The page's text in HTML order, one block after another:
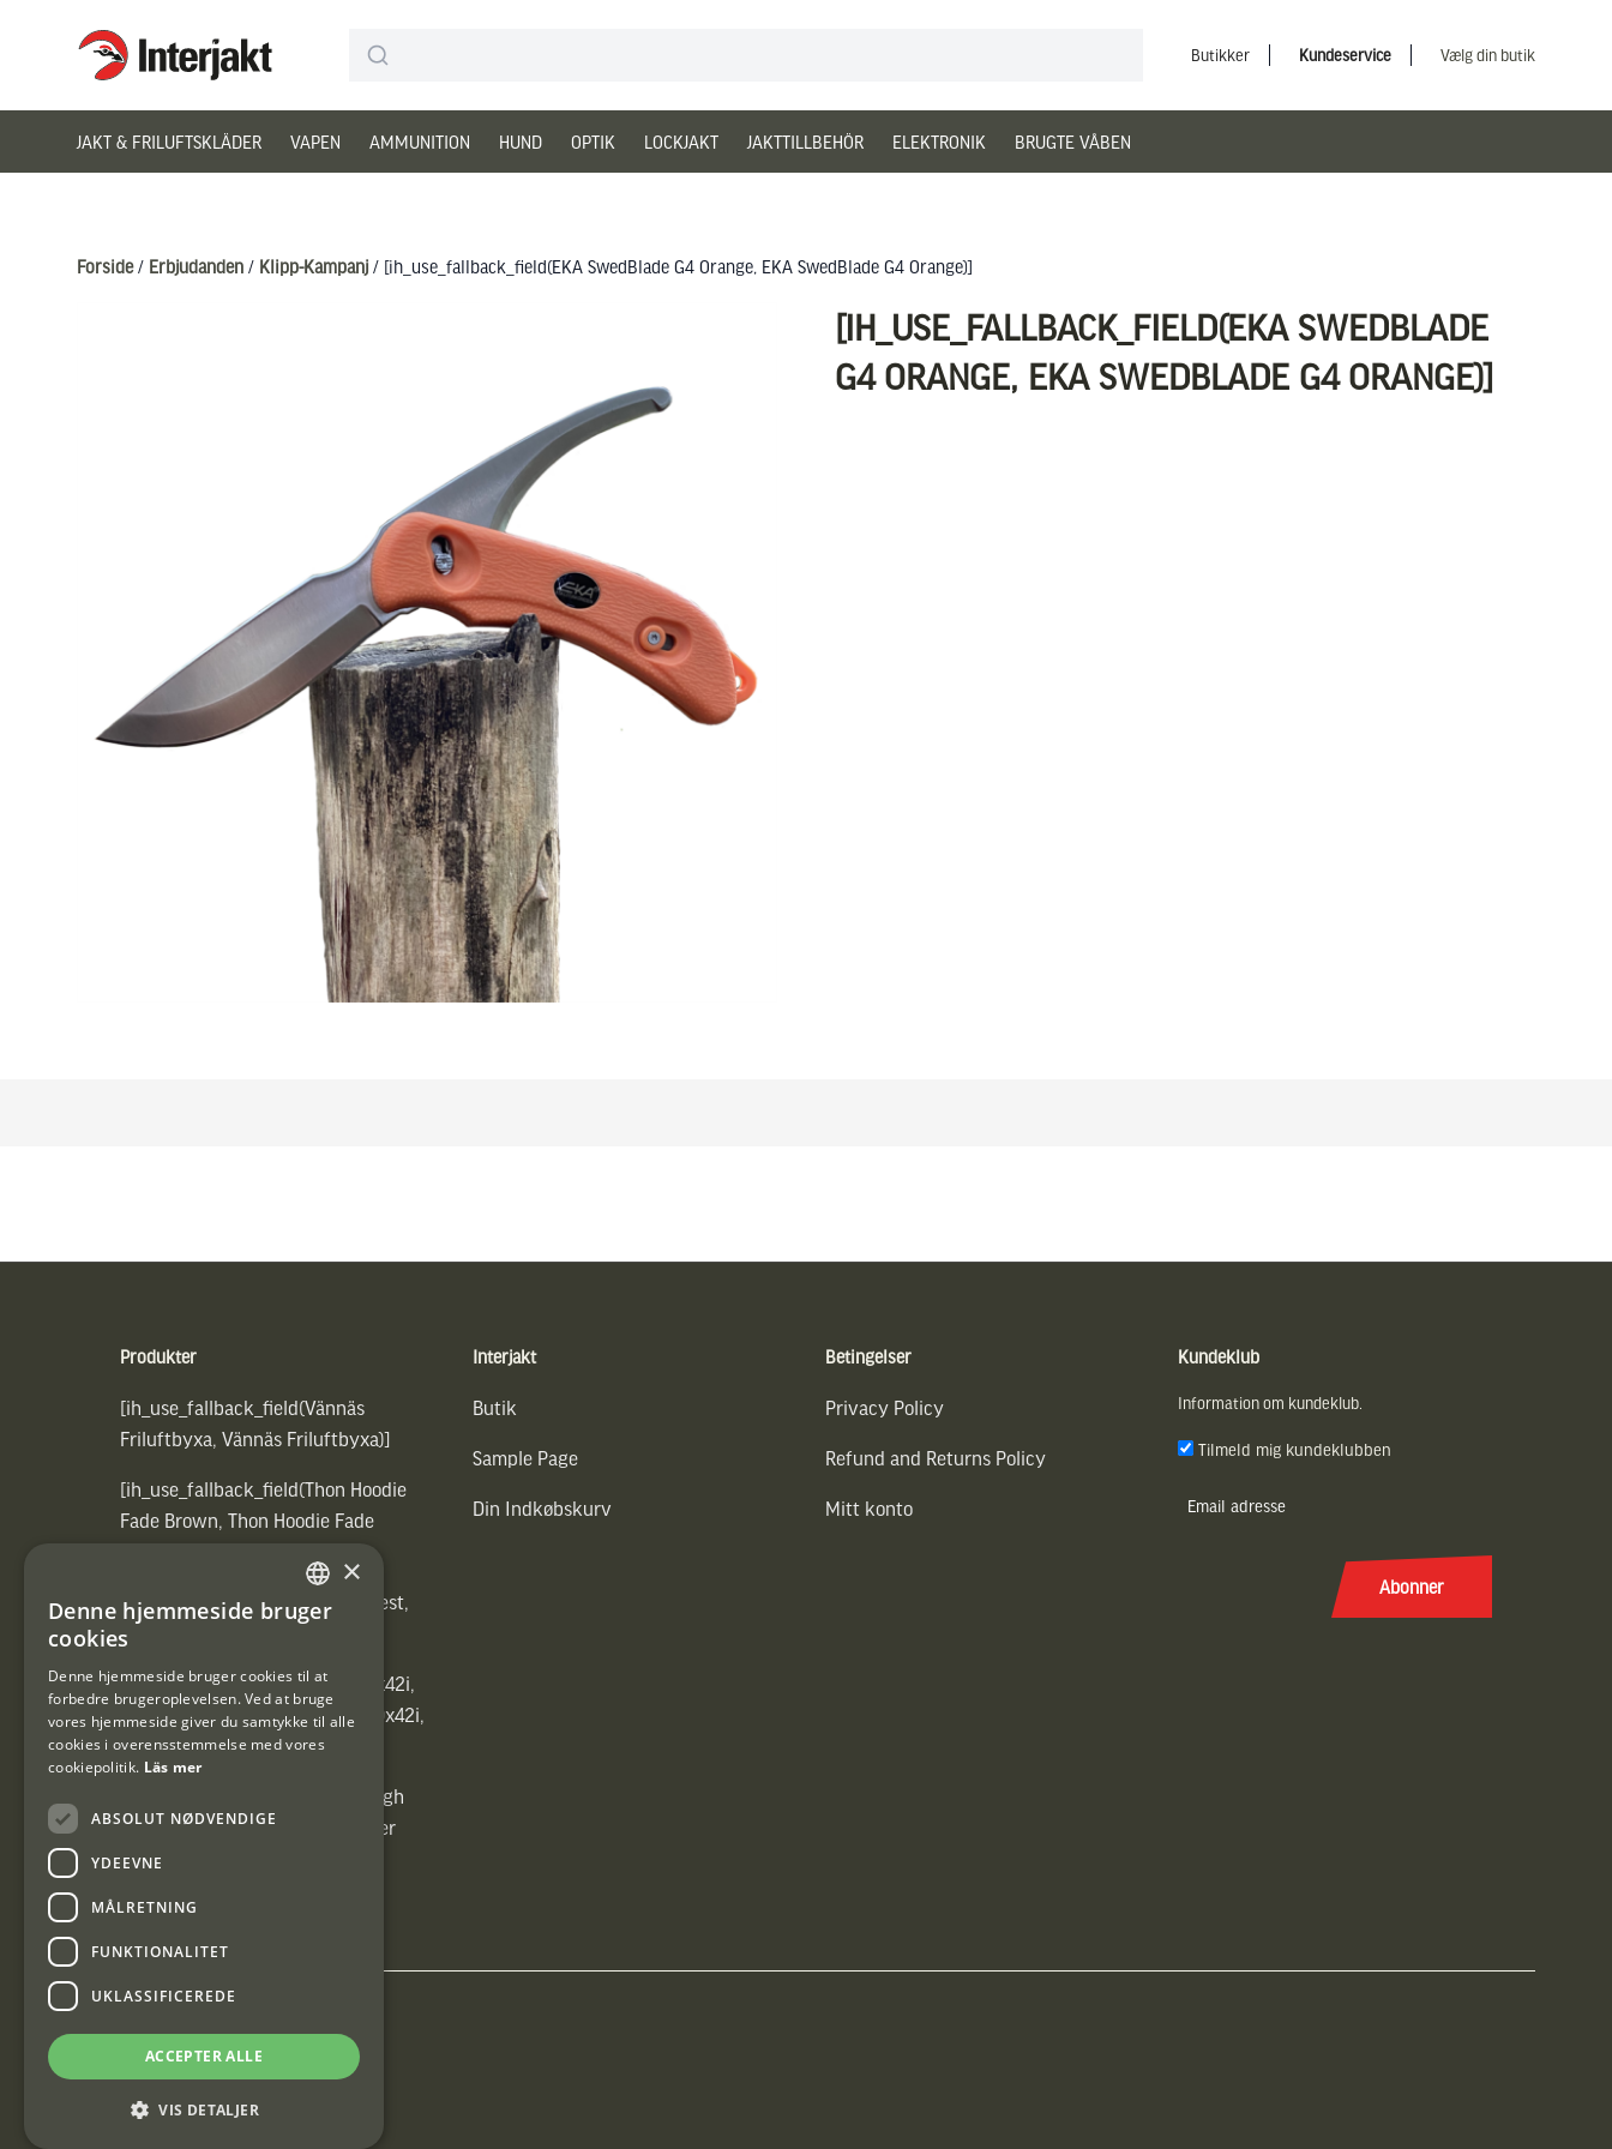
Interjakt DK
Butikker Kundeservice Vælg din butik
JAKT & FRILUFTSKLÄDER VAPEN AMMUNITION HUND OPTIK LOCKJAKT JAKTTILLBEHÖR ELEKTRONIK BRUGTE VÅBEN
Forside/ Erbjudanden / Klipp-Kampanj / [ih_use_fallback_field(EKA SwedBlade G4 Orange, EKA SwedBlade G4 Orange)]
[IH_USE_FALLBACK_FIELD(EKA SWEDBLADE
G4 ORANGE, EKA SWEDBLADE G4 ORANGE)]
Produkter
[ih_use_fallback_field(Vännäs
Friluftbyxa, Vännäs Friluftbyxa)]
[ih_use_fallback_field(Thon Hoodie
Fade Brown, Thon Hoodie Fade
[ih_use_fallback_field(Heated vest,
Heated vest)]
[ih_use_fallback_field(C6 1,7-10x42i,
6ggr förstoringsväxel!, C6 1,7-10x42i,
6ggr förstoringsväxel!)]
[ih_use_fallback_field(Carrier High
Energy Professional 15kg, Carrier
High Energy Professional 15kg)]
Interjakt
Butik
Sample Page
Din Indkøbskurv
Betingelser
Privacy Policy
Refund and Returns Policy
Mitt konto
Kundeklub
Information om kundeklub.
Tilmeld mig kundeklubben
E-
Abonner
Interjakt Sweden AB, Årjäng
Org: 553222-3915
SWEDISH
×
Denne hjemmeside bruger
cookies
Denne hjemmeside bruger cookies til at
forbedre brugeroplevelsen. Ved at bruge
vores hjemmeside giver du samtykke til alle
cookies i overensstemmelse med vores
cookiepolitik. Läs mer
ABSOLUT NØDVENDIGE
YDEEVNE
MÅLRETNING
FUNKTIONALITET
UKLASSIFICEREDE
ACCEPTER ALLE
VIS DETALJER